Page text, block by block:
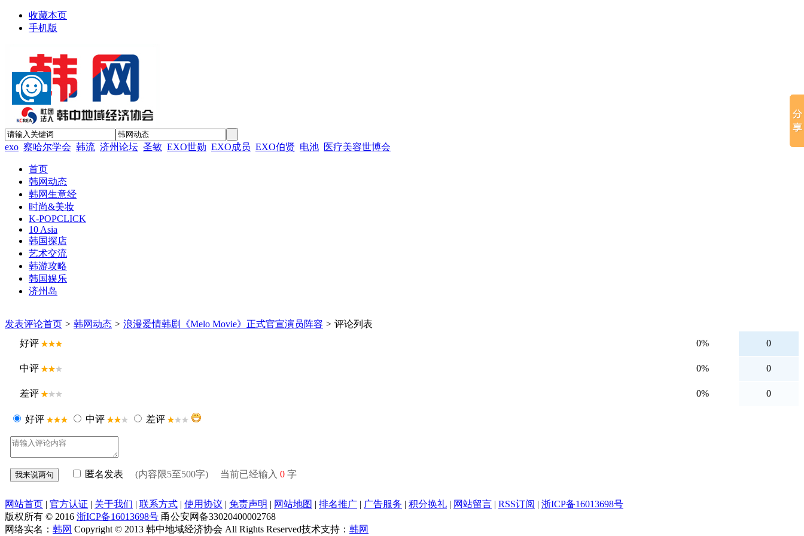
收藏本页
手机版
exo 察哈尔学会 韩流 济州论坛 圣敏 EXO世勋 EXO成员 EXO伯贤 电池 医疗美容世博会
首页
韩网动态
韩网生意经
时尚&美妆
K-POPCLICK
10 Asia
韩国探店
艺术交流
韩游攻略
韩国娱乐
济州岛
发表评论首页 > 韩网动态 > 浪漫爱情韩剧《Melo Movie》正式官宣演员阵容 > 评论列表
好评
0% 0
中评 0% 0
差评 0% 0
好评 中评 差评
匿名发表 (内容限5至500字) 当前已经输入 0 字
网站首页 | 官方认证 | 关于我们 | 联系方式 | 使用协议 | 免责声明 | 网站地图 | 排名推广 | 广告服务 | 积分换礼 | 网站留言 | RSS订阅 | 浙ICP备16013698号
版权所有 © 2016 浙ICP备16013698号 甬公安网备33020400002768
网络实名： 韩网 Copyright © 2013 韩中地域经济协会 All Rights Reserved技术支持： 韩网